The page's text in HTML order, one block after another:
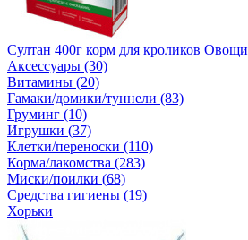
Султан 400г корм для кроликов Овощи
Аксессуары (30)
Витамины (20)
Гамаки/домики/туннели (83)
Груминг (10)
Игрушки (37)
Клетки/переноски (110)
Корма/лакомства (283)
Миски/поилки (68)
Средства гигиены (19)
Хорьки